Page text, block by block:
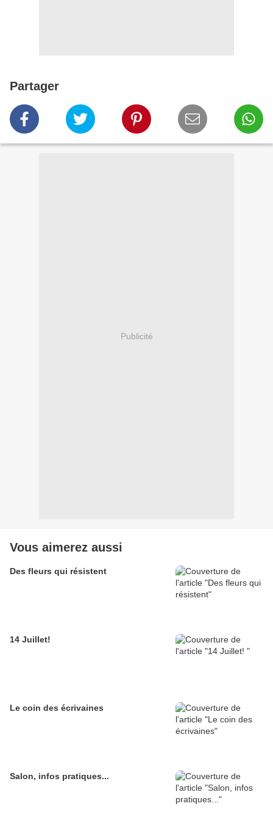
Partager
Publicité
Vous aimerez aussi
Des fleurs qui résistent
14 Juillet!
Le coin des écrivaines
Salon, infos pratiques...